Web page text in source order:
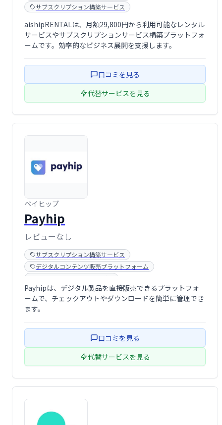
サブスクリプション構築サービス
aishipRENTALは、月額29,800円から利用可能なレンタル
サービスやサブスクリプションサービス構築プラットフォ
ームです。効率的なビジネス展開を支援します。
口コミを見る
代替サービスを見る
ペイヒップ
Payhip
レビューなし
サブスクリプション構築サービス
デジタルコンテンツ販売プラットフォーム
決済ゲートウェイ（決済処理サービス）
オンラインマーケティングツール
Payhipは、デジタル製品を直接販売できるプラットフォ
ームで、チェックアウトやダウンロードを簡単に管理でき
ます。
口コミを見る
代替サービスを見る